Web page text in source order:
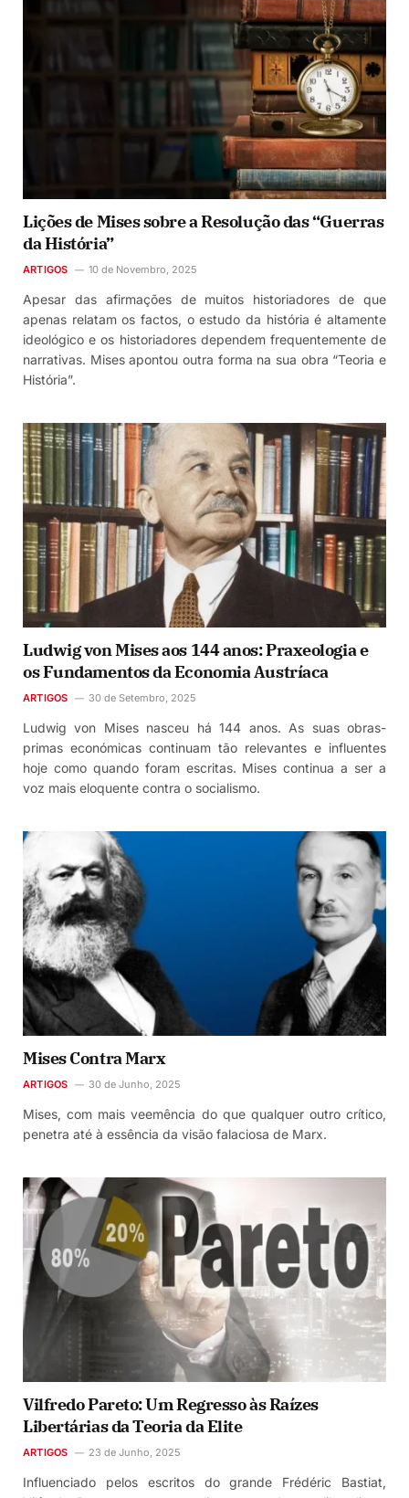
Lições de Mises sobre a Resolução das “Guerras
da História”
ARTIGOS 10 de Novembro, 2025
Apesar das afirmações de muitos historiadores de que
apenas relatam os factos, o estudo da história é altamente
ideológico e os historiadores dependem frequentemente de
narrativas. Mises apontou outra forma na sua obra “Teoria e
História”.
Ludwig von Mises aos 144 anos: Praxeologia e
os Fundamentos da Economia Austríaca
ARTIGOS 30 de Setembro, 2025
Ludwig von Mises nasceu há 144 anos. As suas obras-
primas económicas continuam tão relevantes e influentes
hoje como quando foram escritas. Mises continua a ser a
voz mais eloquente contra o socialismo.
Mises Contra Marx
ARTIGOS 30 de Junho, 2025
Mises, com mais veemência do que qualquer outro crítico,
penetra até à essência da visão falaciosa de Marx.
Vilfredo Pareto: Um Regresso às Raízes
Libertárias da Teoria da Elite
ARTIGOS 23 de Junho, 2025
Influenciado pelos escritos do grande Frédéric Bastiat,